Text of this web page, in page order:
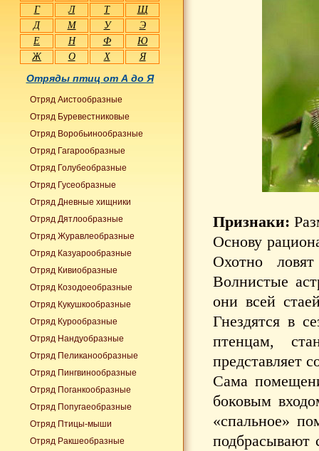
Признаки:
Основу
Охотно
Волнистые
они всей
Гнездятся в
птенцам,
представляет
Сама
боковым
«спальное»
подбрасывают
Г
Л Т
Щ
Д
М У
Э
Е
Н Ф
Ю
Ж
О Х Я
Отряды птиц от А до Я
Отряд Аистообразные
Отряд Буревестниковые
Отряд Воробьинообразные
Отряд Гагарообразные
Отряд Голубеобразные
Отряд Гусеобразные
Отряд Дневные хищники
Отряд Дятлообразные
Отряд Журавлеобразные
Отряд Казуарообразные
Отряд Кивиобразные
Отряд Козодоеобразные
Отряд Кукушкообразные
Отряд Курообразные
Отряд Нандуобразные
Отряд Пеликанообразные
Отряд Пингвинообразные
Отряд Поганкообразные
Отряд Попугаеобразные
Отряд Птицы-мыши
Отряд Ракшеобразные